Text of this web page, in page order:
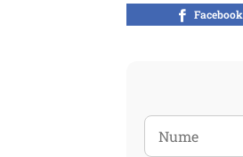
Facebook